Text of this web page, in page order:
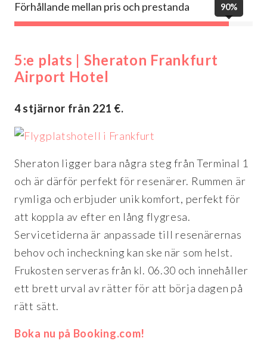
Förhållande mellan pris och prestanda 90%
5:e plats | Sheraton Frankfurt
Airport Hotel
4 stjärnor från 221 €.
Sheraton ligger bara några steg från Terminal 1
och är därför perfekt för resenärer. Rummen är
rymliga och erbjuder unik komfort, perfekt för
att koppla av efter en lång flygresa.
Servicetiderna är anpassade till resenärernas
behov och incheckning kan ske när som helst.
Frukosten serveras från kl. 06.30 och innehåller
ett brett urval av rätter för att börja dagen på
rätt sätt.
Boka nu på Booking.com!